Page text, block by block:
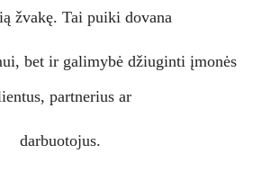
žvakę. Tai puiki dovana
bet ir galimybė džiuginti įmonės
partnerius ar
darbuotojus.